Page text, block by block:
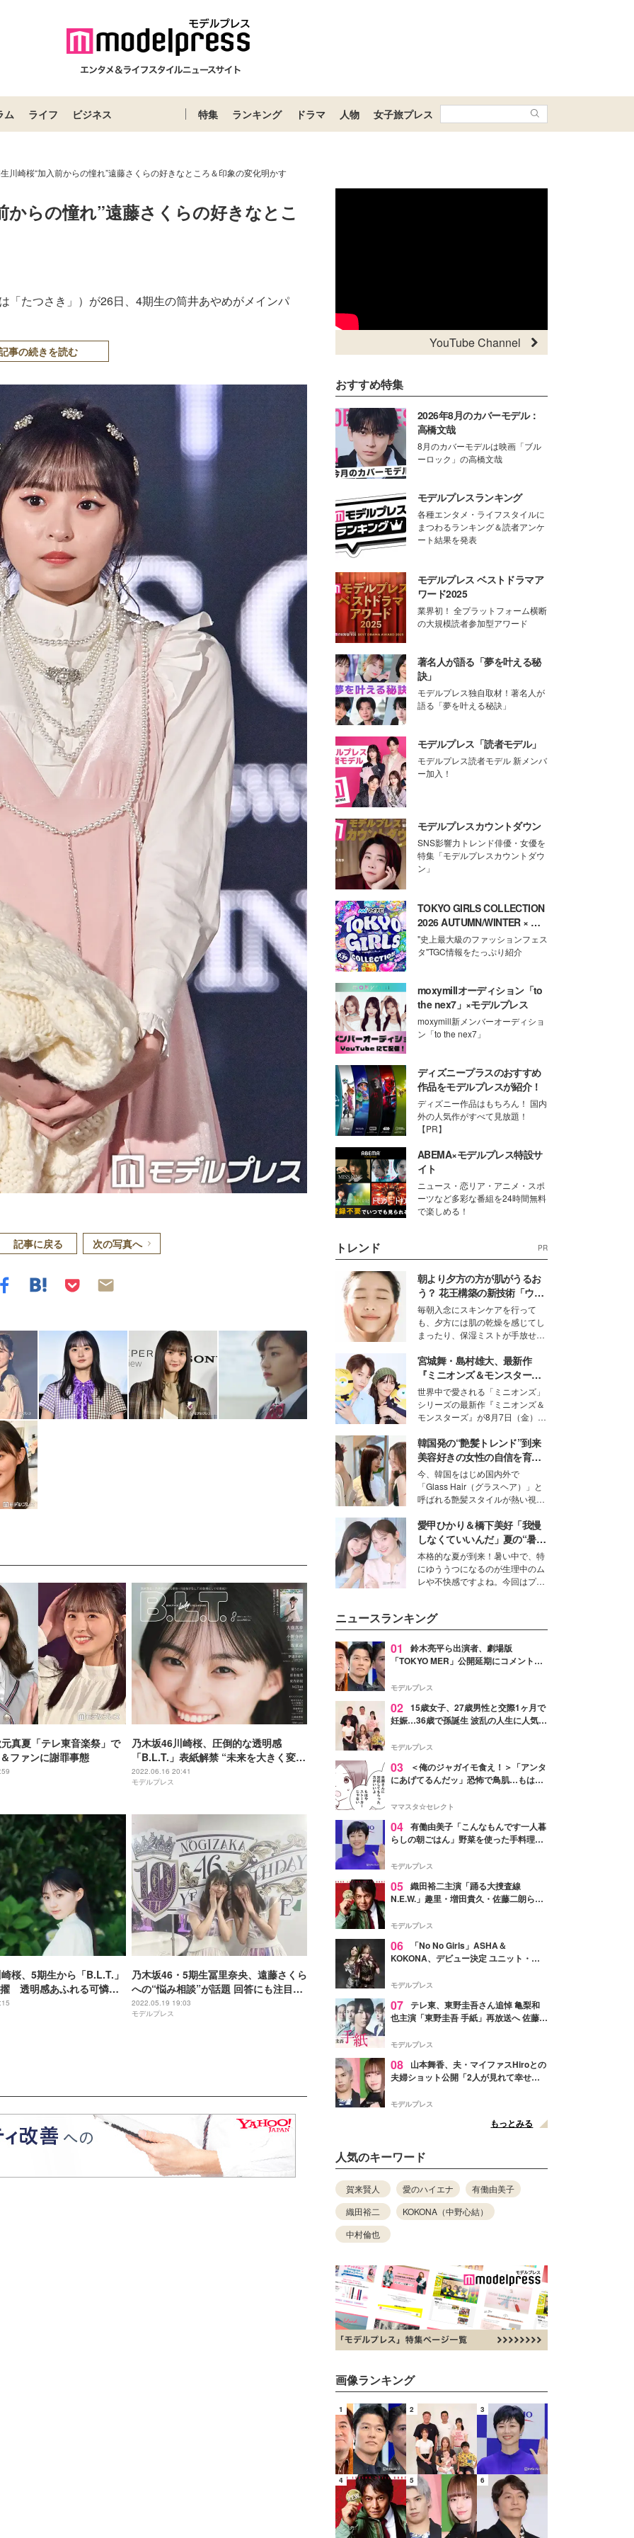
ム ライフ ビジネス 特集 ランキング ドラマ 人物 女子旅プレス
川崎桜“加入前からの憧れ”遠藤さくらの好きなところ＆印象の変化明かす
からの憧れ”遠藤さくらの好きなとこ
「たつさき」）が26日、4期生の筒井あやめがメインパ
事の続きを読む
記事に戻る 次の写真へ
真夏「テレ東音楽祭」で
ファンに謝罪事態
乃木坂46川崎桜、圧倒的な透明感
「B.L.T.」表紙解禁 “未来を大きく変え
る逸材”期待感膨らむ
2022.06.16 20:41
モデルプレス
桜、5期生から「B.L.T.」
透明感あふれる可憐な
乃木坂46・5期生冨里奈央、遠藤さくら
への“悩み相談”が話題 回答にも注目集
まる
2022.05.19 19:03
モデルプレス
YouTube Channel
おすすめ特集
2026年8月のカバーモデル：
高橋文哉
8月のカバーモデルは映画「ブル
ーロック」の高橋文哉
モデルプレスランキング
各種エンタメ・ライフスタイルに
まつわるランキング＆読者アンケ
ート結果を発表
モデルプレス ベストドラマア
ワード2025
業界初！ 全プラットフォーム横断
の大規模読者参加型アワード
著名人が語る「夢を叶える秘
訣」
モデルプレス独自取材！著名人が
語る「夢を叶える秘訣」
モデルプレス「読者モデル」
モデルプレス読者モデル 新メンバ
ー加入！
モデルプレスカウントダウン
SNS影響力トレンド俳優・女優を
特集「モデルプレスカウントダウ
ン」
TOKYO GIRLS COLLECTION
2026 AUTUMN/WINTER × モ
デルプレス
"史上最大級のファッションフェス
タ"TGC情報をたっぷり紹介
moxymillオーディション「to
the nex7」×モデルプレス
moxymill新メンバーオーディショ
ン「to the nex7」
ディズニープラスのおすすめ
作品をモデルプレスが紹介！
ディズニー作品はもちろん！ 国内
外の人気作がすべて見放題！
【PR】
ABEMA×モデルプレス特設サ
イト
ニュース・恋リア・アニメ・スポ
ーツなど多彩な番組を24時間無料
で楽しめる！
トレンド PR
朝より夕方の方が肌がうるお
う？ 花王構築の新技術「ウォ
ーターキャプチャリングスキ
ン（捕水肌）」がスキンケア
の常識を変える予感
毎朝入念にスキンケアを行って
も、夕方には肌の乾燥を感じてし
まったり、保湿ミストが手放せな
な美容の常識を大きく変える可能
性を秘めた、革新的な「Water
Capturing Skin（ウォーターキャ
プチャリングスキン：捕水肌）」
技術を、花王が構築した。
宮城舞・島村雄大、最新作
『ミニオンズ＆モンスター
ズ』の魅力熱弁 ハチャメチャ
だけじゃない“友情と絆”に感
動
世界中で愛される「ミニオンズ」
シリーズの最新作『ミニオンズ＆
モンスターズ』が8月7日（金）に
ニオン好き”という共通点を持つモ
デルの宮城舞と島村雄大の特別対
談をお届け！それぞれの視点か
ら、今作ならではの魅力や予想外
の感動をもたらす奥深いストーリ
ーについて熱く語り合ってもらっ
た。
韓国発の“艶髪トレンド”到来
美容好きの女性の自信を育む
「ヘアケア事情」って？
今、韓国をはじめ国内外で
「Glass Hair（グラスヘア）」と
呼ばれる艶髪スタイルが熱い視線
ションの完成度を高めるベースと
して、“髪そのものの美しさ”に改
めて注目する人が増えている様
子。今回は、そんな憧れの艶やか
な髪を日常で叶える、美容好きの
女性たちのヘアケア事情を紹介し
愛甲ひかり＆橋下美好「我慢
しなくていいんだ」夏の“暑さ
対策”の新しい選択肢とは？
本格的な夏が到来！暑い中で、特
にゆううつになるのが生理中のム
レや不快感ですよね。今回はプラ
好さんを迎えて本音で女子会トー
ク。猛暑のお出かけを快適に過ご
すヒントや、2人が感動した夏の
生理の新常識にも迫りました。
ニュースランキング
01
鈴木亮平ら出演者、劇場版
「TOKYO MER」公開延期にコメント
最大の敬意とエールを」
モデルプレス
02 15歳女子、27歳男性と交際1ヶ月で
妊娠…36歳で孫誕生 波乱の人生に人気タ
よ！」
モデルプレス
03
＜俺のジャガイモ食え！＞「アンタ
にあげてるんだッ」恐怖で鳥肌…もはや
ママスタ☆セレクト
04 有働由美子「こんなもんです一人暮
らしの朝ごはん」野菜を使った手料理公
そう」と反響
モデルプレス
05 織田裕二主演「踊る大捜査線
N.E.W.」趣里・増田貴久・佐藤二朗ら新
徴する“謎のキーワード”も
モデルプレス
06
「No No Girls」ASHA＆
KOKONA、デビュー決定 ユニット・
リリースへ
モデルプレス
07 テレ東、東野圭吾さん追悼 亀梨和
也主演「東野圭吾 手紙」再放送へ 佐藤隆
モデルプレス
08
山本舞香、夫・マイファスHiroとの
夫婦ショット公開「2人が見れて幸せ」
モデルプレス
もっとみる
人気のキーワード
賀来賢人 愛のハイエナ
有働由美子
織田裕二
KOKONA（中野心結）
中村倫也
画像ランキング
1 2 3
4 5 6